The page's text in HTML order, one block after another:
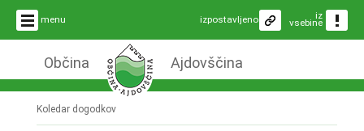
menu iz
vsebine
izpostavljeno
Občina Ajdovščina
Koledar dogodkov